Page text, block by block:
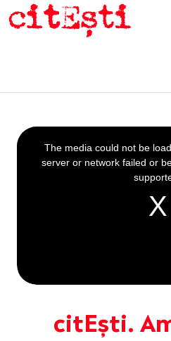
citEști.
This
is
a
The media could not be
server or network failed or